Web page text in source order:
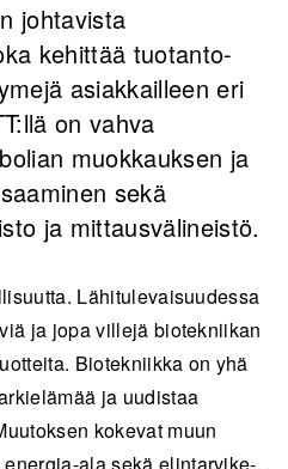
johtavista
kehittää tuotanto-
asiakkailleen eri
on vahva
muokkauksen ja
sekä
ja mittausvälineistö.
Lähitulevaisuudessa
ja jopa villejä biotekniikan
Biotekniikka on yhä
ja uudistaa
kokevat muun